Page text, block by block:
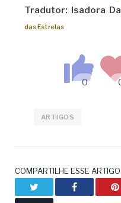
Tradutor: Isadora
das Estrelas
ARTIGOS
COMPARTILHE ESSE ARTIGO
Facebook